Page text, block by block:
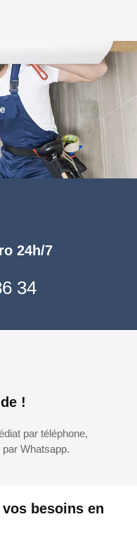
besoins en
24h/7
34
!
par téléphone,
Whatsapp.